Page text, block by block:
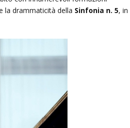
la drammaticità della Sinfonia n. 5, in